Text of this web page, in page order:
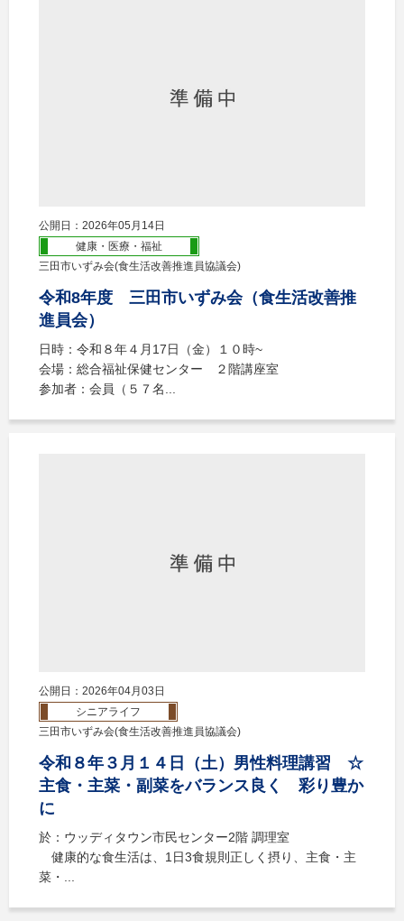
公開日：2026年05月14日
健康・医療・福祉
三田市いずみ会(食生活改善推進員協議会)
令和8年度 三田市いずみ会（食生活改善推
進員会）
日時：令和８年４月17日（金）１０時~
会場：総合福祉保健センター ２階講座室
参加者：会員（５７名...
公開日：2026年04月03日
シニアライフ
三田市いずみ会(食生活改善推進員協議会)
令和８年３月１４日（土）男性料理講習 ☆
主食・主菜・副菜をバランス良く 彩り豊か
に
於：ウッディタウン市民センター2階 調理室
健康的な食生活は、1日3食規則正しく摂り、主食・主
菜・...